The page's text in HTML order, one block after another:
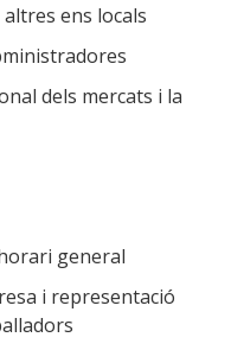
ens locals
dels mercats i la
general
i representació